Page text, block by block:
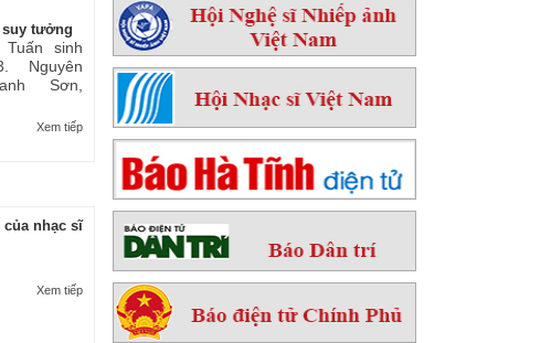
tưởng
sinh
Nguyên
Sơn,
Xem tiếp
của nhạc sĩ
Xem tiếp